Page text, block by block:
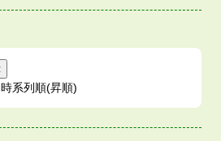
時系列順(昇順)